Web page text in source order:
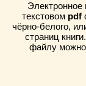
Электронное
текстовом pdf
чёрно-белого,
страниц
файлу можно